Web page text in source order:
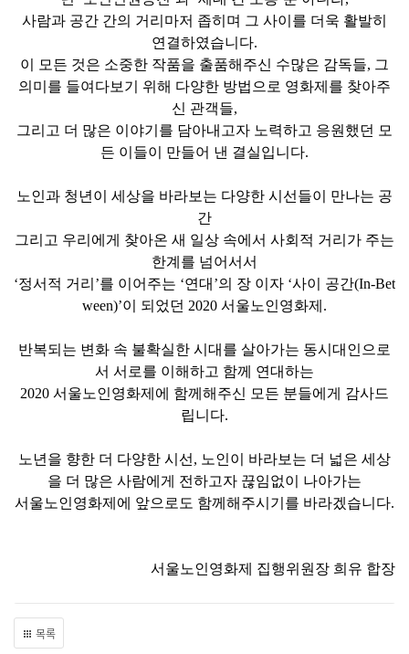
사람과 공간 간의 거리마저 좁히며 그 사이를 더욱 활발히
연결하였습니다.
이 모든 것은 소중한 작품을 출품해주신 수많은 감독들, 그
의미를 들여다보기 위해 다양한 방법으로 영화제를 찾아주
신 관객들,
그리고 더 많은 이야기를 담아내고자 노력하고 응원했던 모
든 이들이 만들어 낸 결실입니다.
노인과 청년이 세상을 바라보는 다양한 시선들이 만나는 공
간
그리고 우리에게 찾아온 새 일상 속에서 사회적 거리가 주는
한계를 넘어서서
‘정서적 거리 ’를 이어주는 ‘연대 ’의 장 이자 ‘사이 공간(In-Bet
ween)’이 되었던 2020 서울노인영화제 .
반복되는 변화 속 불확실한 시대를 살아가는 동시대인으로
서 서로를 이해하고 함께 연대하는
2020 서울노인영화제에 함께해주신 모든 분들에게 감사드
립니다.
노년을 향한 더 다양한 시선 , 노인이 바라보는 더 넓은 세상
을 더 많은 사람에게 전하고자 끊임없이 나아가는
서울노인영화제에 앞으로도 함께해주시기를 바라겠습니다.
서울노인영화제 집행위원장 희유 합장
목록